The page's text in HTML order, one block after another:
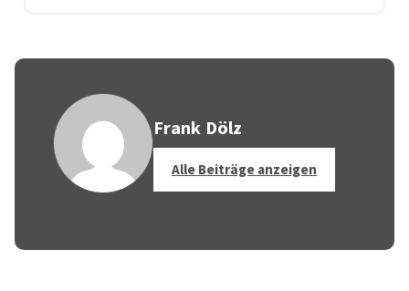
Frank Dölz
Alle Beiträge anzeigen